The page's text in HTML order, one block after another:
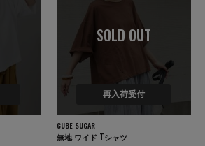
SOLD OUT
再入荷受付
CUBE SUGAR
無地 ワイド Tシャツ